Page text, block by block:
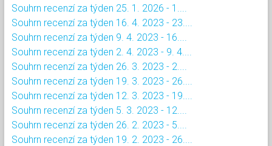
Souhrn recenzí za týden 25. 1. 2026 - 1....
Souhrn recenzí za týden 16. 4. 2023 - 23....
Souhrn recenzí za týden 9. 4. 2023 - 16....
Souhrn recenzí za týden 2. 4. 2023 - 9. 4....
Souhrn recenzí za týden 26. 3. 2023 - 2....
Souhrn recenzí za týden 19. 3. 2023 - 26....
Souhrn recenzí za týden 12. 3. 2023 - 19....
Souhrn recenzí za týden 5. 3. 2023 - 12....
Souhrn recenzí za týden 26. 2. 2023 - 5....
Souhrn recenzí za týden 19. 2. 2023 - 26....